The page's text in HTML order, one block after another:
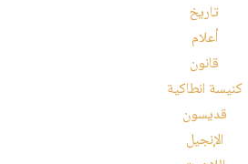
تاريخ
أعلام
قانون
كنيسة انطاكية
قديسون
الإنجيل